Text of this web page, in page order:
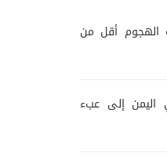
الهجوم أقل من
إلى عبء